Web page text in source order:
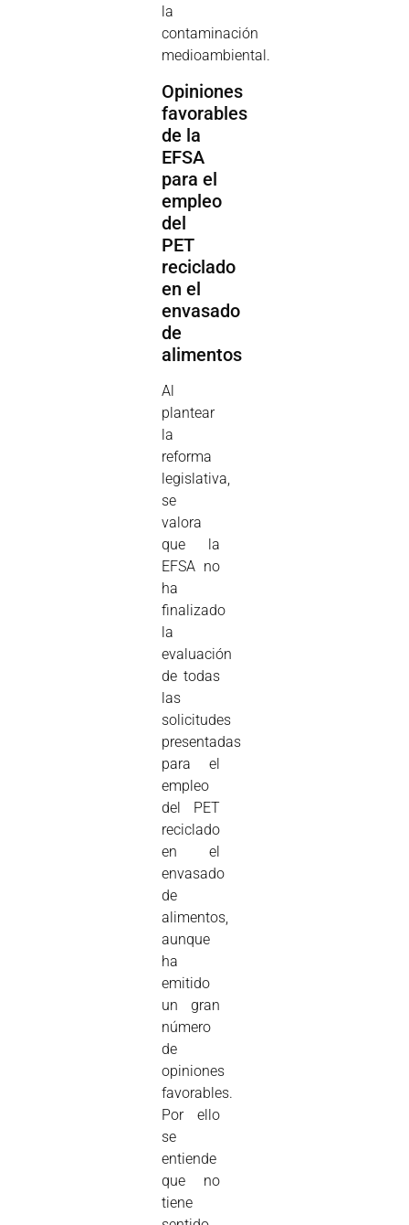
la
contaminación
medioambiental.
Opiniones
favorables
de la
EFSA
para el
empleo
del
PET
reciclado
en el
envasado
de
alimentos
Al
plantear
la
reforma
legislativa,
se
valora
que la
EFSA no
ha
finalizado
la
evaluación
de todas
las
solicitudes
presentadas
para el
empleo
del PET
reciclado
en el
envasado
de
alimentos,
aunque
ha
emitido
un gran
número
de
opiniones
favorables.
Por ello
se
entiende
que no
tiene